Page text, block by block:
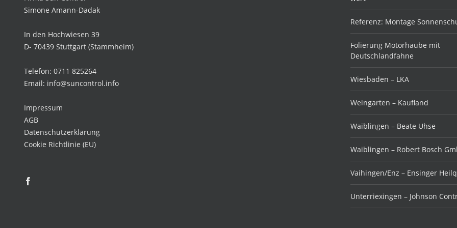
Simone Amann-Dadak
In den Hochwiesen 39
D- 70439 Stuttgart (Stammheim)
Telefon: 0711 825264
Email: info@suncontrol.info
Impressum
AGB
Datenschutzerklärung
Cookie Richtlinie (EU)
Referenz: Montage
Folierung Motorhaube mit
Deutschlandfahne
Wiesbaden – LKA
Weingarten – Kaufland
Waiblingen – Beate Uhse
Waiblingen – Robert Bosch
Vaihingen/Enz – Ensinger
Unterriexingen – Johnson